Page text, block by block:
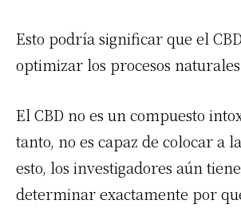
Esto podría significar que el
optimizar los procesos
El CBD no es un compuesto
tanto, no es capaz de colocar a
esto, los investigadores aún
determinar exactamente por